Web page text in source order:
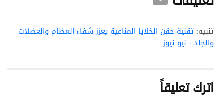
تنبيه: تقنية حقن الخلايا المناعية يعزز شفاء العظام والعضلات
والجلد - نيو نيوز
اترك تعليقاً